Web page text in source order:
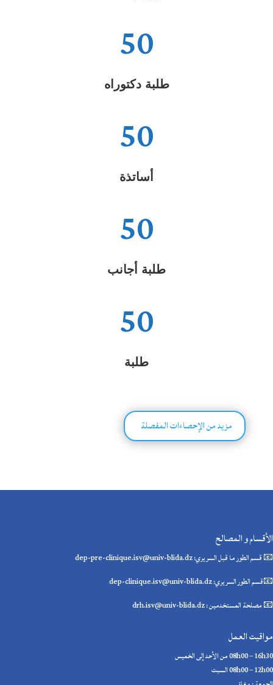
50
طلبة دكتوراه
50
أساتذة
50
طلبة أجانب
50
طلبة
مزيد من الإحصاءات المفصلة
الأقسام و المصالح
📧 قسم الطور ما قبل السريري: dep-pre-clinique.isv@univ-blida.dz
📧قسم الطور السريري: dep-clinique.isv@univ-blida.dz
📧 مصلحة المستخدمين : drh.isv@univ-blida.dz
مواقيت العمل
08h00 – 16h30 من الأحد إلى الخميس
08h00 – 12h00 السبت